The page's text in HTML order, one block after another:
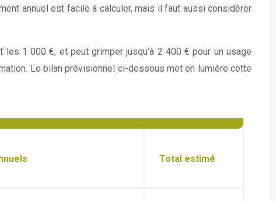
annuel est facile à calculer, mais il faut aussi considérer
1 000 €, et peut grimper jusqu’à 2 400 € pour un usage
Le bilan prévisionnel ci-dessous met en lumière cette
Total estimé